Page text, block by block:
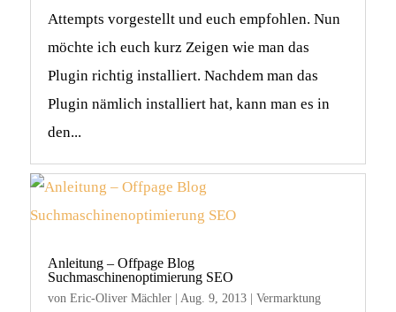
Attempts vorgestellt und euch empfohlen. Nun
möchte ich euch kurz Zeigen wie man das
Plugin richtig installiert. Nachdem man das
Plugin nämlich installiert hat, kann man es in
den...
Anleitung – Offpage Blog
Suchmaschinenoptimierung SEO
von Eric-Oliver Mächler| Aug. 9, 2013| Vermarktung